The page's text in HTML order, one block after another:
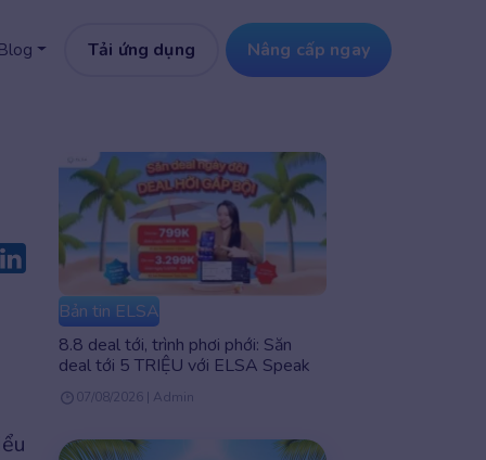
Blog Tải ứng dụng Nâng cấp ngay
Bản tin ELSA
8.8 deal tới, trình phơi phới: Săn
deal tới 5 TRIỆU với ELSA Speak
07/08/2026 | Admin